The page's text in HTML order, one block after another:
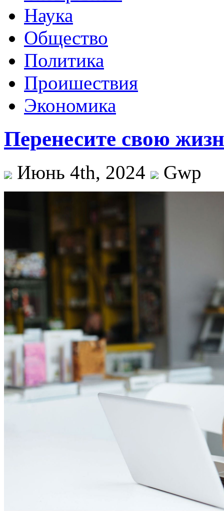
Наука
Общество
Политика
Проишествия
Экономика
Перенесите свою
Июнь 4th, 2024 Gwp